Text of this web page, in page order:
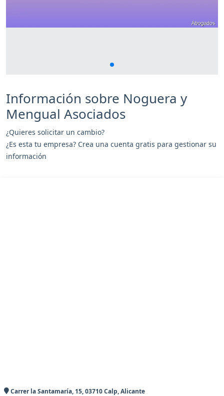
Información sobre Noguera y
Mengual Asociados
¿Quieres solicitar un cambio?
¿Es esta tu empresa? Crea una cuenta gratis para gestionar su
información
Carrer la Santamaría, 15, 03710 Calp, Alicante